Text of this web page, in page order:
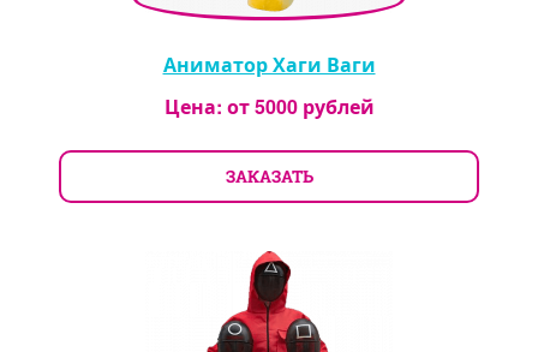
Аниматор Хаги Ваги
Цена: от5000рублей
ЗАКАЗАТЬ